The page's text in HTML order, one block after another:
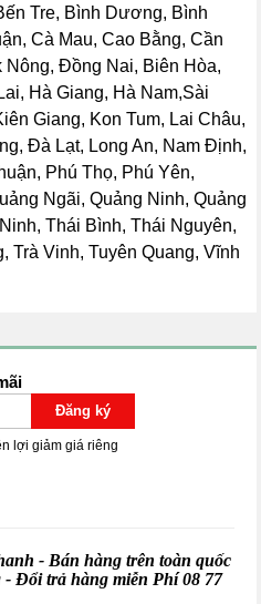
Tre, Bình Dương, Bình
Cà Mau, Cao Bằng, Cần
Đồng Nai, Biên Hòa,
Hà Giang, Hà Nam,Sài
Giang, Kon Tum, Lai Châu,
Đà Lạt, Long An, Nam Định,
Phú Thọ, Phú Yên,
Ngãi, Quảng Ninh, Quảng
Thái Bình, Thái Nguyên,
Trà Vinh, Tuyên Quang, Vĩnh
Đăng ký
lợi giảm giá riêng
- Bán hàng trên toàn quốc
- Đổi trả hàng miễn Phí08 77